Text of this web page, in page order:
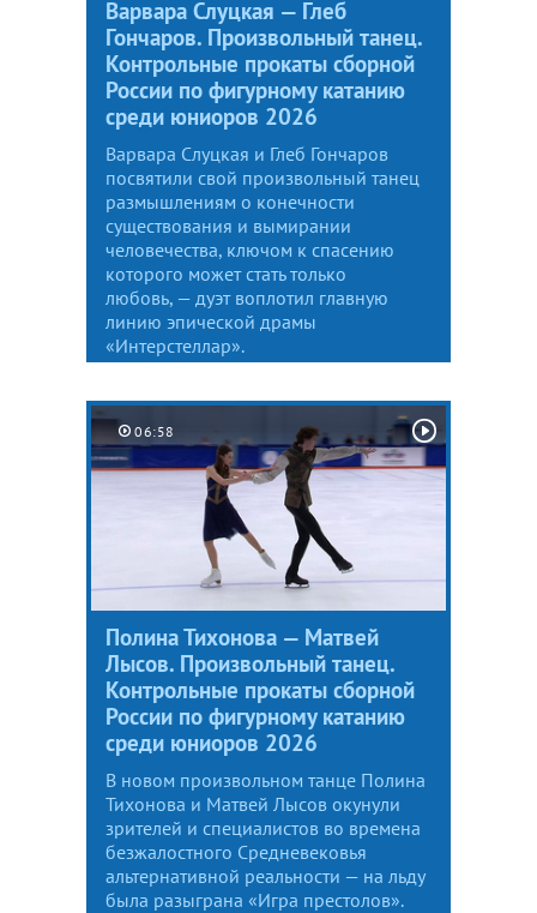
Варвара Слуцкая — Глеб
Гончаров. Произвольный танец.
Контрольные прокаты сборной
России по фигурному катанию
среди юниоров 2026
Варвара Слуцкая и Глеб Гончаров
посвятили свой произвольный танец
размышлениям о конечности
существования и вымирании
человечества, ключом к спасению
которого может стать только
любовь, — дуэт воплотил главную
линию эпической драмы
«Интерстеллар».
06:58
Полина Тихонова — Матвей
Лысов. Произвольный танец.
Контрольные прокаты сборной
России по фигурному катанию
среди юниоров 2026
В новом произвольном танце Полина
Тихонова и Матвей Лысов окунули
зрителей и специалистов во времена
безжалостного Средневековья
альтернативной реальности — на льду
была разыграна «Игра престолов».